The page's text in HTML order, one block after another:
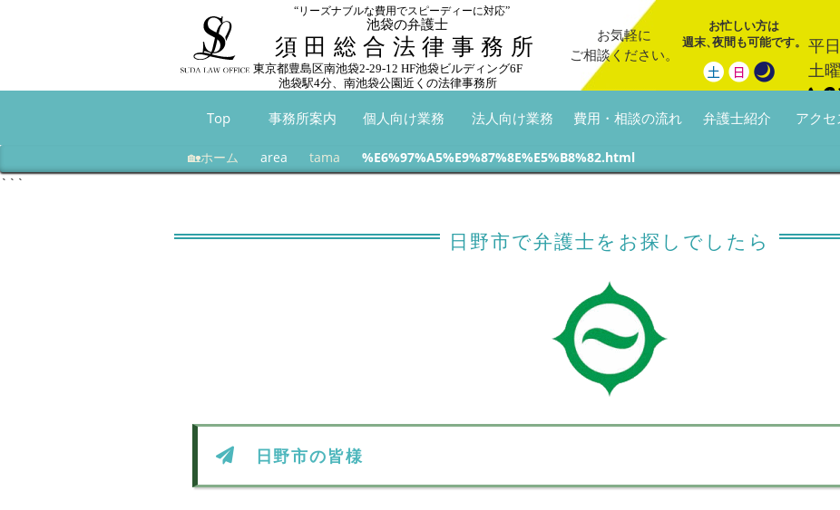
須田総合法律事務所
“リーズナブルな費用でスピーディーに対応”
池袋の弁護士
東京都豊島区南池袋2-29-12 HF池袋ビルディング6F
池袋駅4分、南池袋公園近くの法律事務所
お気軽に
ご相談ください。
お忙しい方は
週末、夜間も可能です。 平
土
Top 事務所案内 個人向け業務 法人向け業務 費用・相談の流れ 弁護士紹介 アクセ
🏡ホーム
area tama %E6%97%A5%E9%87%8E%E5%B8%82.html
```
日野市で弁護士をお探しでしたら
日野市の皆様